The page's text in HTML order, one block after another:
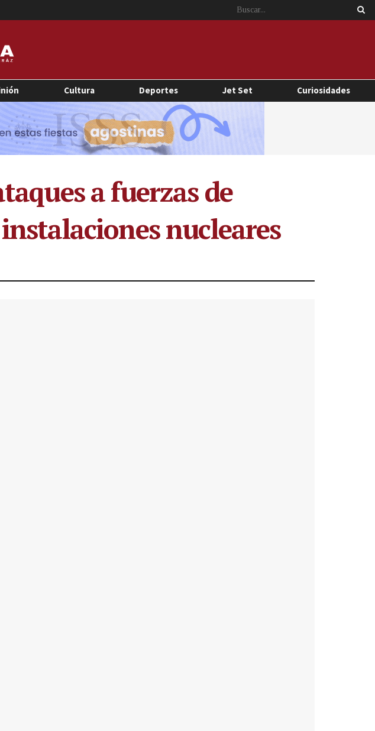
Cultura Deportes Jet Set Curiosidades
a fuerzas de
nucleares